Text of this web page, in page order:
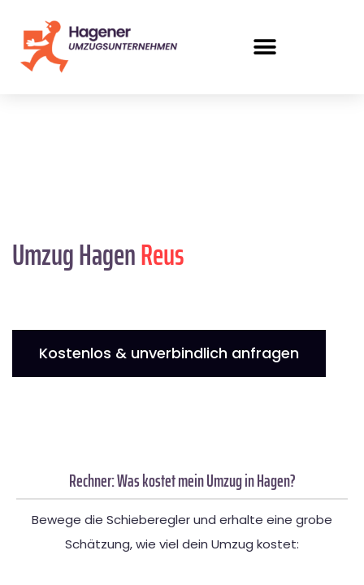
Umzug HagenReus
Kostenlos & unverbindlich anfragen
Rechner: Was kostet mein Umzug in Hagen?
Bewege die Schieberegler und erhalte eine grobe
Schätzung, wie viel dein Umzug kostet: